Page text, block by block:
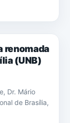
renomada
(UNB)
Dr. Mário
de Brasília,